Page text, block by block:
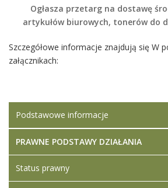
Ogłasza przetarg na dostawę
artykułów biurowych, tonerów do
Szczegółowe informacje znajdują się W
załącznikach:
Podstawowe informacje
PRAWNE PODSTAWY DZIAŁANIA
Status prawny